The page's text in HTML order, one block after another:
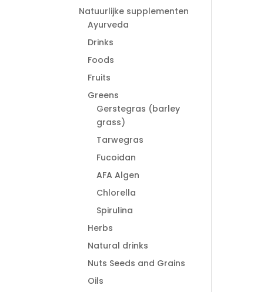
Natuurlijke supplementen
Ayurveda
Drinks
Foods
Fruits
Greens
Gerstegras (barley
grass)
Tarwegras
Fucoidan
AFA Algen
Chlorella
Spirulina
Herbs
Natural drinks
Nuts Seeds and Grains
Oils